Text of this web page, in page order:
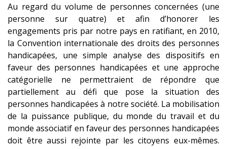
Au regard du volume de personnes concernées (une
personne sur quatre) et afin d’honorer les
engagements pris par notre pays en ratifiant, en 2010,
la Convention internationale des droits des personnes
handicapées, une simple analyse des dispositifs en
faveur des personnes handicapées et une approche
catégorielle ne permettraient de répondre que
partiellement au défi que pose la situation des
personnes handicapées à notre société. La mobilisation
de la puissance publique, du monde du travail et du
monde associatif en faveur des personnes handicapées
doit être aussi rejointe par les citoyens eux-mêmes.